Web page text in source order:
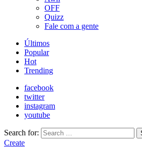
OFF
Quizz
Fale com a gente
Últimos
Popular
Hot
Trending
facebook
twitter
instagram
youtube
Search for:
Create